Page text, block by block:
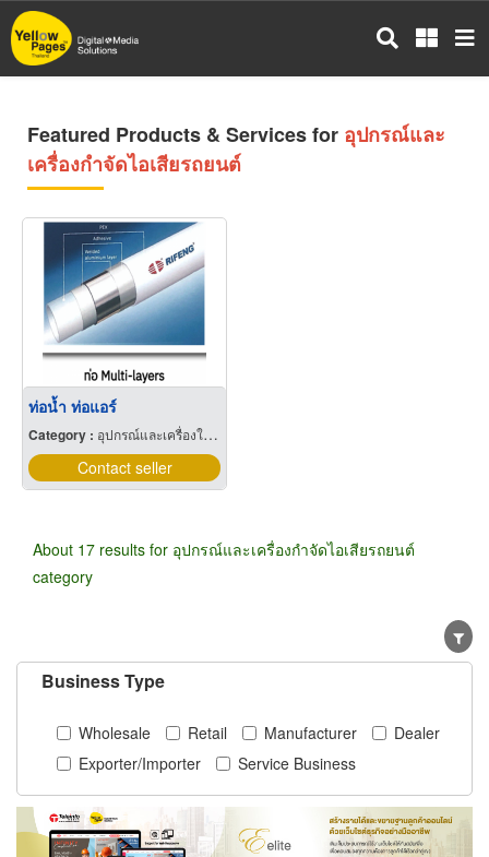
Skip
to
main
Featured Products & Services for อุปกรณ์และ
เครื่องกำจัดไอเสียรถยนต์
ท่อน้ำ ท่อแอร์
Category : อุปกรณ์และเครื่องใช้สำหรับผู้ผลิตเฟอร์นิเจอร์
Contact seller
About 17 results for อุปกรณ์และเครื่องกำจัดไอเสียรถยนต์
category
Business Type
Wholesale Retail Manufacturer
Dealer
Exporter/Importer
Service Business